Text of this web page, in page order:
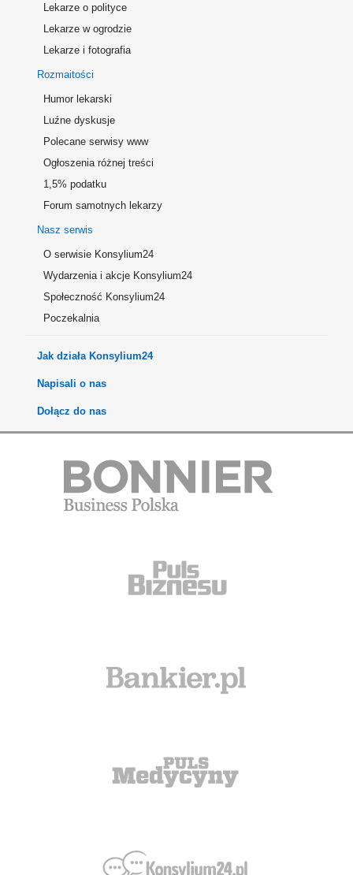
Lekarze o polityce
Lekarze w ogrodzie
Lekarze i fotografia
Rozmaitości
Humor lekarski
Luźne dyskusje
Polecane serwisy www
Ogłoszenia różnej treści
1,5% podatku
Forum samotnych lekarzy
Nasz serwis
O serwisie Konsylium24
Wydarzenia i akcje Konsylium24
Społeczność Konsylium24
Poczekalnia
Jak działa Konsylium24
Napisali o nas
Dołącz do nas